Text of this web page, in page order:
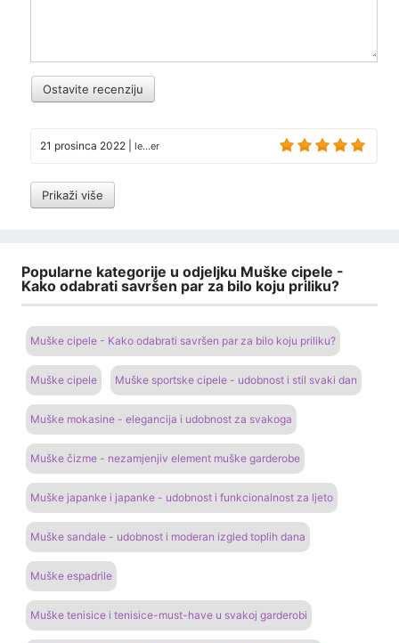
Ostavite recenziju
21 prosinca 2022 le...er
Prikaži više
Popularne kategorije u odjeljku Muške cipele -
Kako odabrati savršen par za bilo koju priliku?
Muške cipele - Kako odabrati savršen par za bilo koju priliku?
Muške cipele Muške sportske cipele - udobnost i stil svaki dan
Muške mokasine - elegancija i udobnost za svakoga
Muške čizme - nezamjenjiv element muške garderobe
Muške japanke i japanke - udobnost i funkcionalnost za ljeto
Muške sandale - udobnost i moderan izgled toplih dana
Muške espadrile
Muške tenisice i tenisice-must-have u svakoj garderobi